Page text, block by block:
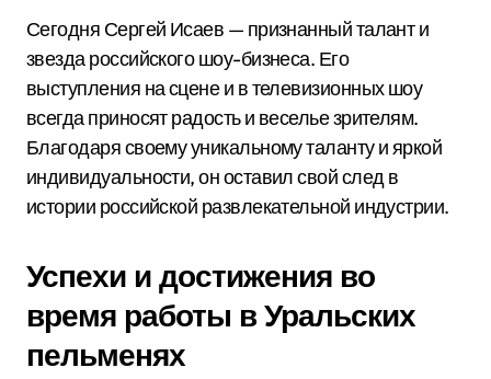
Сегодня Сергей Исаев — признанный талант и
звезда российского шоу-бизнеса. Его
выступления на сцене и в телевизионных шоу
всегда приносят радость и веселье зрителям.
Благодаря своему уникальному таланту и яркой
индивидуальности, он оставил свой след в
истории российской развлекательной индустрии.
Успехи и достижения во
время работы в Уральских
пельменях